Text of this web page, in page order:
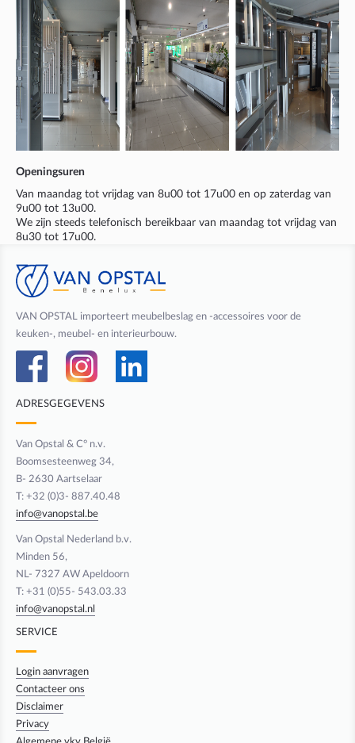
Openingsuren
Van maandag tot vrijdag van 8u00 tot 17u00 en op zaterdag van
9u00 tot 13u00.
We zijn steeds telefonisch bereikbaar van maandag tot vrijdag van
8u30 tot 17u00.
VAN OPSTAL importeert meubelbeslag en -accessoires voor de
keuken-, meubel- en interieurbouw.
ADRESGEGEVENS
Van Opstal & C° n.v.
Boomsesteenweg 34,
B- 2630 Aartselaar
T: +32 (0)3- 887.40.48
info@vanopstal.be
Van Opstal Nederland b.v.
Minden 56,
NL- 7327 AW Apeldoorn
T: +31 (0)55- 543.03.33
info@vanopstal.nl
SERVICE
Login aanvragen
Contacteer ons
Disclaimer
Privacy